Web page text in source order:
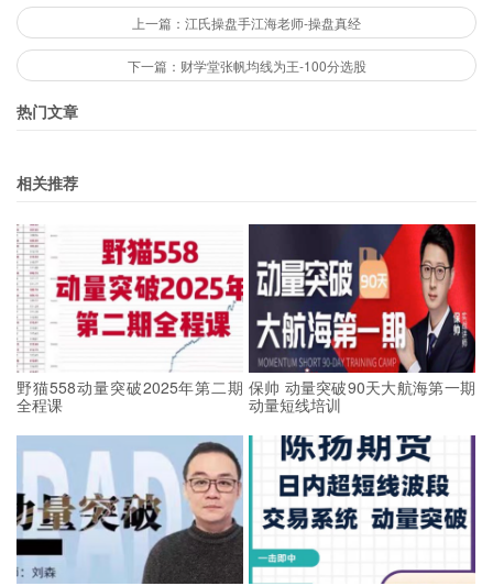
上一篇：江氏操盘手江海老师-操盘真经
下一篇：财学堂张帆均线为王-100分选股
热门文章
相关推荐
野猫558动量突破2025年第二期
全程课
保帅 动量突破90天大航海第一期
动量短线培训